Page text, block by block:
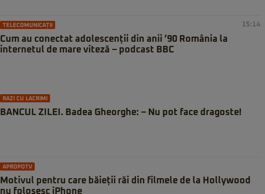
TELECOMUNICAȚII 15:14
Cum au conectat adolescenții din anii ’90 România la
internetul de mare viteză – podcast BBC
RAZI CU LACRIMI
BANCUL ZILEI. Badea Gheorghe: – Nu pot face dragoste!
APROPOTV
Motivul pentru care băieții răi din filmele de la Hollywood
nu folosesc iPhone